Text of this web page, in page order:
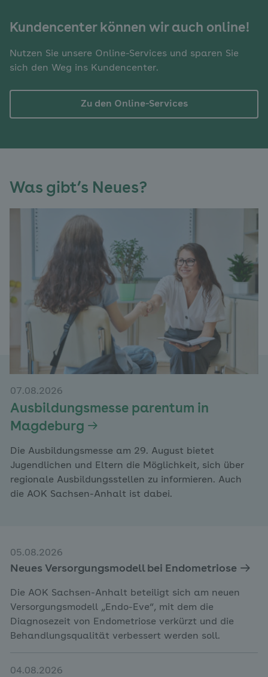
Kundencenter können wir auch online!
Nutzen Sie unsere Online-Services und sparen Sie
sich den Weg ins Kundencenter.
Zu den Online-Services
Was gibt’s Neues?
07.08.2026
Ausbildungsmesse parentum in
Magdeburg
Die Ausbildungsmesse am 29. August bietet
Jugendlichen und Eltern die Möglichkeit, sich über
regionale Ausbildungsstellen zu informieren. Auch
die AOK Sachsen-Anhalt ist dabei.
05.08.2026
Neues Versorgungsmodell bei Endometriose
Die AOK Sachsen-Anhalt beteiligt sich am neuen
Versorgungsmodell „Endo-Eve“, mit dem die
Diagnosezeit von Endometriose verkürzt und die
Behandlungsqualität verbessert werden soll.
04.08.2026